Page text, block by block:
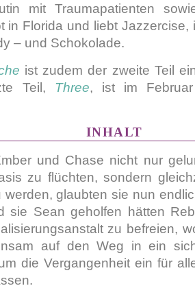
mit Traumapatienten
in Florida und liebt
– und Schokolade.
ist zudem der zweite Teil
Teil,
Three, ist im
INHALT
und Chase nicht nur
zu flüchten, sondern
werden, glaubten sie nun
sie Sean geholfen hätten
zu befreien,
auf den Weg in ein
die Vergangenheit ein für